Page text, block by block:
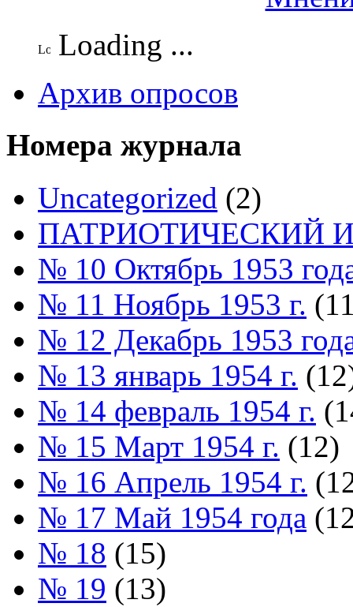
Loading ...
Архив опросов
Номера журнала
Uncategorized (2)
ПАТРИОТИЧЕСКИЙ
№ 10 Октябрь 1953
№ 11 Ноябрь 1953 г.
№ 12 Декабрь 1953
№ 13 январь 1954 г.
№ 14 февраль 1954 г.
№ 15 Март 1954 г. (12)
№ 16 Апрель 1954 г.
№ 17 Май 1954 года
№ 18 (15)
№ 19 (13)